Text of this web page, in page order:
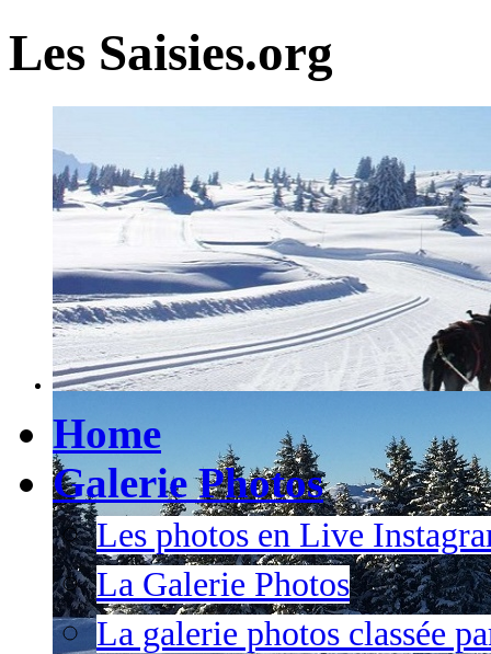
Les Saisies.org
Home
Galerie Photos
Les photos en Live
La Galerie Photos
La galerie photos classée